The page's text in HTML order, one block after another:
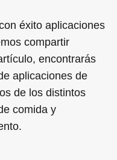
éxito aplicaciones
compartir
encontrarás
aplicaciones de
de los distintos
comida y